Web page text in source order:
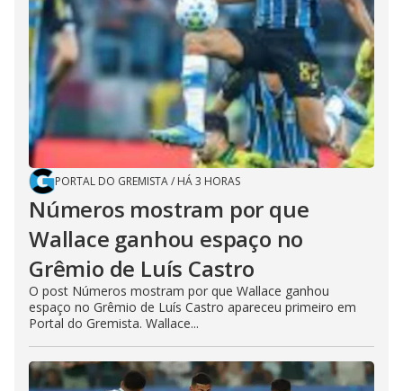
PORTAL DO GREMISTA/ HÁ 3 HORAS
Números mostram por que
Wallace ganhou espaço no
Grêmio de Luís Castro
O post Números mostram por que Wallace ganhou
espaço no Grêmio de Luís Castro apareceu primeiro em
Portal do Gremista. Wallace...